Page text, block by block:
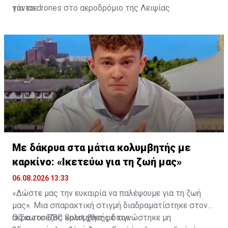
τόνισε.
για τα drones στο αεροδρόμιο της Λειψίας
Με δάκρυα στα μάτια κολυμβητής με
καρκίνο: «Ικετεύω για τη ζωή μας»
06.08.2026 13:33
«Δώστε μας την ευκαιρία να παλέψουμε για τη ζωή
μας». Μια σπαρακτική στιγμή διαδραματίστηκε στον
αέρα του BBC Sport χθες με τον
Ο Σκωτσέζος κολυμβητής διαγνώστηκε μη